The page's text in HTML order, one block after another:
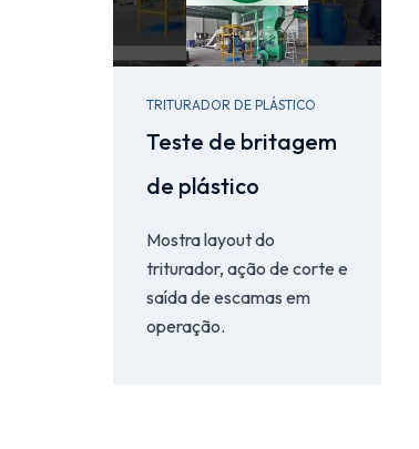
TRITURADOR DE PLÁSTICO
Teste de britagem
de plástico
Mostra layout do
triturador, ação de corte e
saída de escamas em
operação.